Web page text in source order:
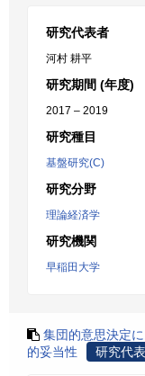
研究代表者
河村 耕平
研究期間 (年度)
2017 – 2019
研究種目
基盤研究(C)
研究分野
理論経済学
研究機関
早稲田大学
集団的意思決定
的妥当性
研究代